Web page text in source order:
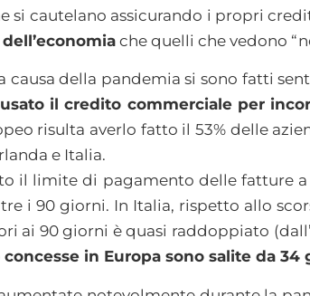
si cautelano assicurando i propri
che quelli che vedono
della pandemia si sono fatti
usato il credito commerciale per
risulta averlo fatto il 53% delle
e Italia.
il limite di pagamento delle fatture
i 90 giorni. In Italia, rispetto allo
ai 90 giorni è quasi raddoppiato
in Europa sono salite da 34